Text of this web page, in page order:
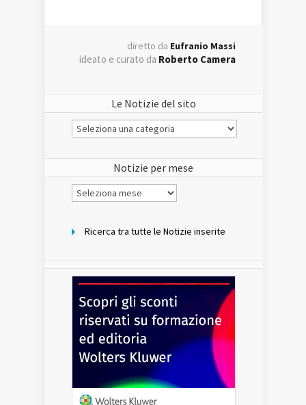
diretto da Eufranio Massi
ideato e curato da Roberto Camera
Le Notizie del sito
Le
Notizie
Notizie per mese
Notizie
per
Ricerca tra tutte le Notizie inserite